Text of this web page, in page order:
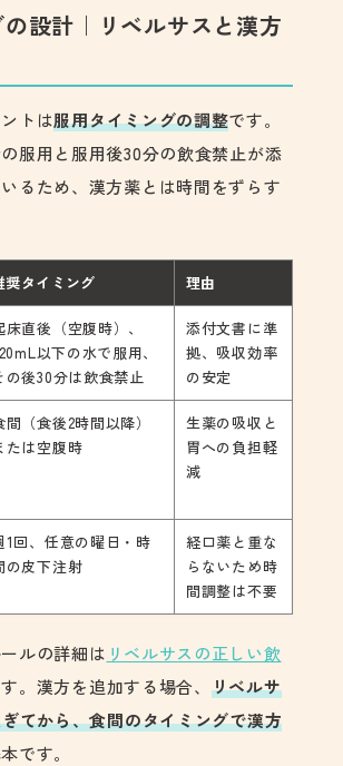
設計｜リベルサスと漢方
トは服用タイミングの調整です。
服用と服用後30分の飲食禁止が添
るため、漢方薬とは時間をずらす
奨タイミング 理由
床直後（空腹時）、
以下の水で服用、
の後30分は飲食禁止
添付文書に準
拠、吸収効率
の安定
間（食後2時間以降）
たは空腹時
生薬の吸収と
胃への負担軽
減
1回、任意の曜日・時
の皮下注射
経口薬と重な
らないため時
間調整は不要
ルの詳細は リベルサスの正しい飲
。漢方を追加する場合、 リベルサ
てから、食間のタイミングで漢方
です。